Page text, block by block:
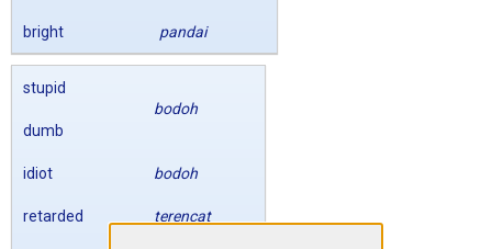
bright pandai
stupid
bodoh
dumb
idiot bodoh
retarded terencat